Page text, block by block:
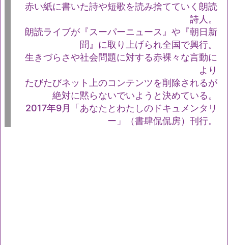
赤い紙に書いた詩や短歌を読み捨てていく朗読
詩人。
朗読ライブが『スーパーニュース』や『朝日新
聞』に取り上げられ全国で興行。
生きづらさや社会問題に対する赤裸々な言動に
より
たびたびネット上のコンテンツを削除されるが
絶対に黙らないでいようと決めている。
2017年9月「あなたとわたしのドキュメンタリ
ー」（書肆侃侃房）刊行。